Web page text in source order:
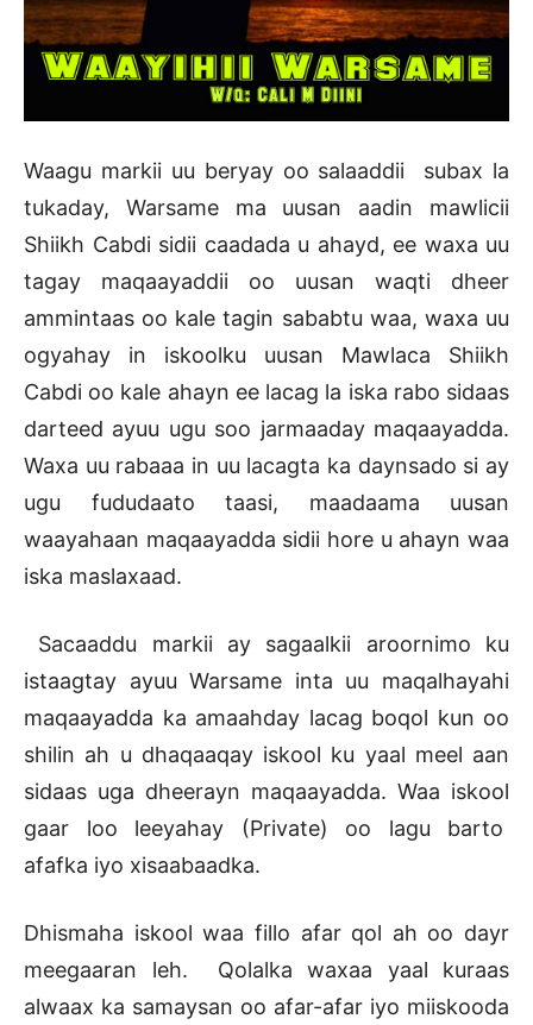
Waagu markii uu beryay oo salaaddii subax la
tukaday, Warsame ma uusan aadin mawlicii
Shiikh Cabdi sidii caadada u ahayd, ee waxa uu
tagay maqaayaddii oo uusan waqti dheer
ammintaas oo kale tagin sababtu waa, waxa uu
ogyahay in iskoolku uusan Mawlaca Shiikh
Cabdi oo kale ahayn ee lacag la iska rabo sidaas
darteed ayuu ugu soo jarmaaday maqaayadda.
Waxa uu rabaaa in uu lacagta ka daynsado si ay
ugu fududaato taasi, maadaama uusan
waayahaan maqaayadda sidii hore u ahayn waa
iska maslaxaad.
Sacaaddu markii ay sagaalkii aroornimo ku
istaagtay ayuu Warsame inta uu maqalhayahi
maqaayadda ka amaahday lacag boqol kun oo
shilin ah u dhaqaaqay iskool ku yaal meel aan
sidaas uga dheerayn maqaayadda. Waa iskool
gaar loo leeyahay (Private) oo lagu barto
afafka iyo xisaabaadka.
Dhismaha iskool waa fillo afar qol ah oo dayr
meegaaran leh. Qolalka waxaa yaal kuraas
alwaax ka samaysan oo afar-afar iyo miiskooda